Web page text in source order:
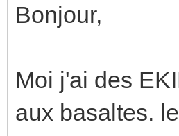
Bonjour,
Moi j'ai des
aux basaltes.